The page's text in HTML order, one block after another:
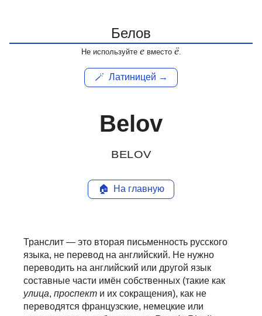
Не используйте евместо ё.
🪄 Латиницей →
Belov
BELOV
🏠 На главную
Транслит — это вторая письменность русского
языка, не перевод на английский. Не нужно
переводить на английский или другой язык
составные части имён собственных (такие как
улица, проспект и их сокращения), как не
переводятся французские, немецкие или